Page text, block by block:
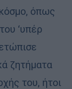
όπως
‘υπέρ
ζητήματα
του, ήτοι